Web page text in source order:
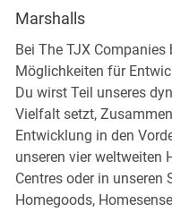
Marshalls
Bei The TJX Companies
Möglichkeiten für
Du wirst Teil unseres
Vielfalt setzt,
Entwicklung in den
unseren vier weltweiten
Centres oder in unseren
Homegoods,